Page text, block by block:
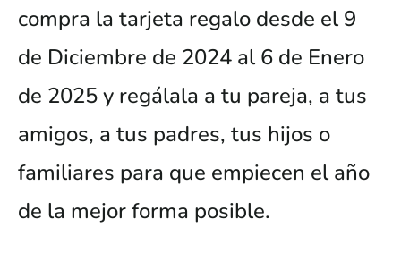
compra la tarjeta regalo desde el 9
de Diciembre de 2024 al 6 de Enero
de 2025 y regálala a tu pareja, a tus
amigos, a tus padres, tus hijos o
familiares para que empiecen el año
de la mejor forma posible.